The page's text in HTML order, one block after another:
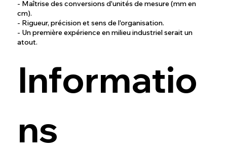
- Maîtrise des conversions d'unités de mesure (mm en
cm).
- Rigueur, précision et sens de l'organisation.
- Un première expérience en milieu industriel serait un
atout.
Informatio
ns